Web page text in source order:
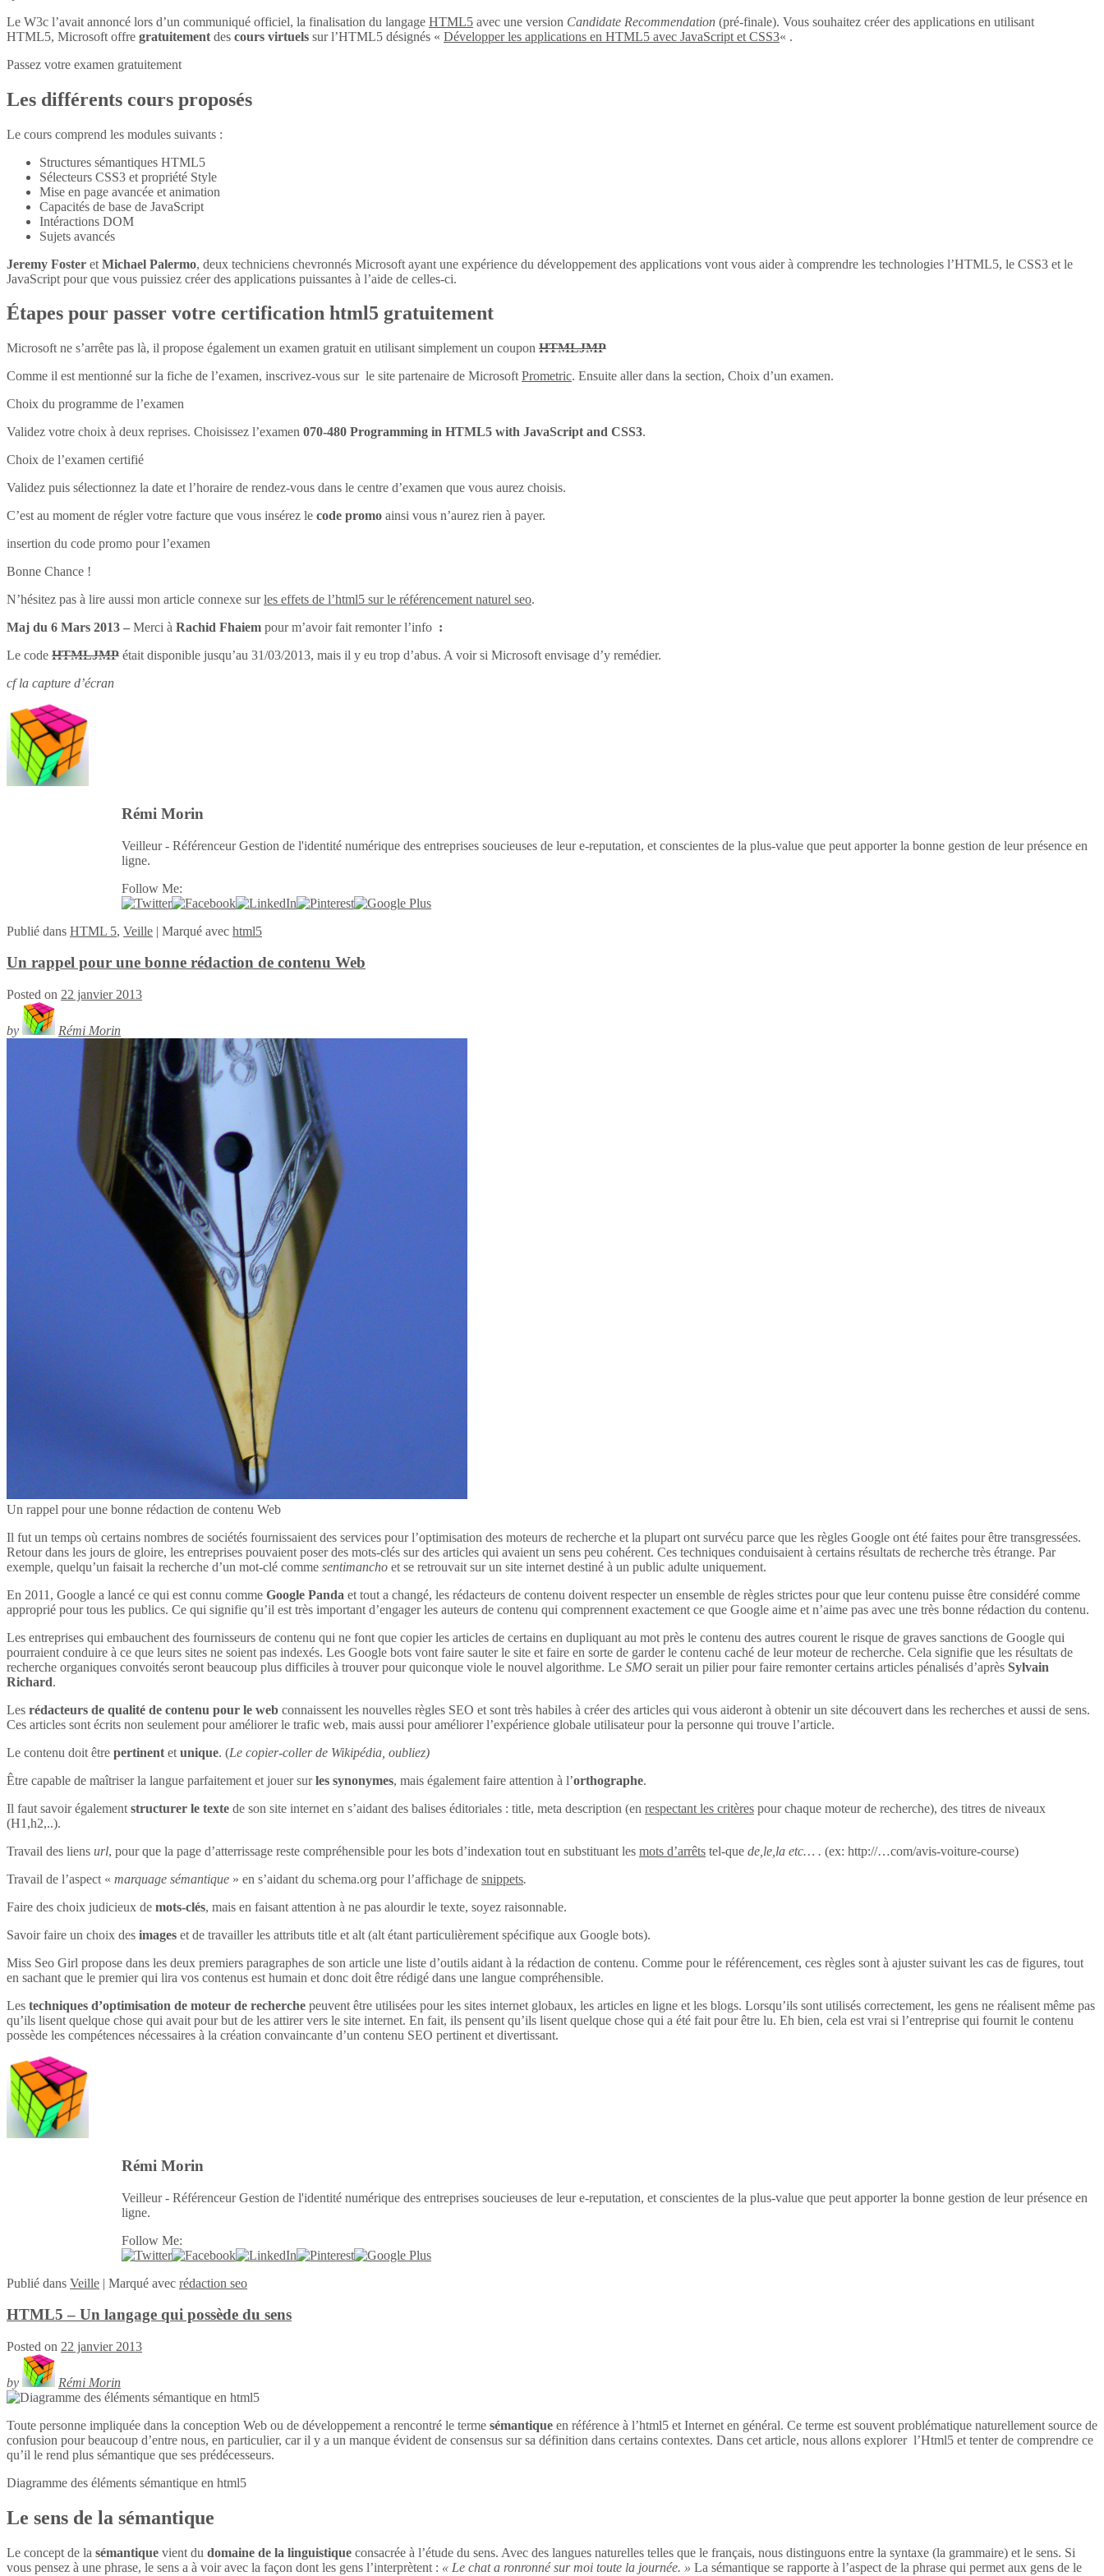
Le W3c l’avait annoncé lors d’un communiqué officiel, la finalisation du langage HTML5 avec une version Candidate Recommendation (pré-finale). Vous souhaitez créer des applications en utilisant
HTML5, Microsoft offre gratuitement des cours virtuels sur l’HTML5 désignés « Développer les applications en HTML5 avec JavaScript et CSS3« .
Passez votre examen gratuitement
Les différents cours proposés
Le cours comprend les modules suivants :
Structures sémantiques HTML5
Sélecteurs CSS3 et propriété Style
Mise en page avancée et animation
Capacités de base de JavaScript
Intéractions DOM
Sujets avancés
Jeremy Foster et Michael Palermo, deux techniciens chevronnés Microsoft ayant une expérience du développement des applications vont vous aider à comprendre les technologies l’HTML5, le CSS3 et le
JavaScript pour que vous puissiez créer des applications puissantes à l’aide de celles-ci.
Étapes pour passer votre certification html5 gratuitement
Microsoft ne s’arrête pas là, il propose également un examen gratuit en utilisant simplement un coupon HTMLJMP
Comme il est mentionné sur la fiche de l’examen, inscrivez-vous sur le site partenaire de Microsoft Prometric. Ensuite aller dans la section, Choix d’un examen.
Choix du programme de l’examen
Validez votre choix à deux reprises. Choisissez l’examen 070-480 Programming in HTML5 with JavaScript and CSS3.
Choix de l’examen certifié
Validez puis sélectionnez la date et l’horaire de rendez-vous dans le centre d’examen que vous aurez choisis.
C’est au moment de régler votre facture que vous insérez le code promo ainsi vous n’aurez rien à payer.
insertion du code promo pour l’examen
Bonne Chance !
N’hésitez pas à lire aussi mon article connexe surles effets de l’html5 sur le référencement naturel seo.
Maj du 6 Mars 2013 – Merci à Rachid Fhaiem pour m’avoir fait remonter l’info :
Le code HTMLJMP était disponible jusqu’au 31/03/2013, mais il y eu trop d’abus. A voir si Microsoft envisage d’y remédier.
cf la capture d’écran
Rémi Morin
Veilleur - Référenceur Gestion de l'identité numérique des entreprises soucieuses de leur e-reputation, et conscientes de la plus-value que peut apporter la bonne gestion de leur présence en
ligne.
Follow Me:
Publié dans HTML 5, Veille | Marqué avec html5
Un rappel pour une bonne rédaction de contenu Web
Posted on 22 janvier 2013
by Rémi Morin
Un rappel pour une bonne rédaction de contenu Web
Il fut un temps où certains nombres de sociétés fournissaient des services pour l’optimisation des moteurs de recherche et la plupart ont survécu parce que les règles Google ont été faites pour être transgressées.
Retour dans les jours de gloire, les entreprises pouvaient poser des mots-clés sur des articles qui avaient un sens peu cohérent. Ces techniques conduisaient à certains résultats de recherche très étrange. Par
exemple, quelqu’un faisait la recherche d’un mot-clé comme sentimancho et se retrouvait sur un site internet destiné à un public adulte uniquement.
En 2011, Google a lancé ce qui est connu comme Google Panda et tout a changé, les rédacteurs de contenu doivent respecter un ensemble de règles strictes pour que leur contenu puisse être considéré comme
approprié pour tous les publics. Ce qui signifie qu’il est très important d’engager les auteurs de contenu qui comprennent exactement ce que Google aime et n’aime pas avec une très bonne rédaction du contenu.
Les entreprises qui embauchent des fournisseurs de contenu qui ne font que copier les articles de certains en dupliquant au mot près le contenu des autres courent le risque de graves sanctions de Google qui
pourraient conduire à ce que leurs sites ne soient pas indexés. Les Google bots vont faire sauter le site et faire en sorte de garder le contenu caché de leur moteur de recherche. Cela signifie que les résultats de
recherche organiques convoités seront beaucoup plus difficiles à trouver pour quiconque viole le nouvel algorithme. Le SMO serait un pilier pour faire remonter certains articles pénalisés d’après Sylvain
Richard.
Les rédacteurs de qualité de contenu pour le web connaissent les nouvelles règles SEO et sont très habiles à créer des articles qui vous aideront à obtenir un site découvert dans les recherches et aussi de sens.
Ces articles sont écrits non seulement pour améliorer le trafic web, mais aussi pour améliorer l’expérience globale utilisateur pour la personne qui trouve l’article.
Le contenu doit être pertinent et unique. (Le copier-coller de Wikipédia, oubliez)
Être capable de maîtriser la langue parfaitement et jouer surles synonymes, mais également faire attention à l’orthographe.
Il faut savoir également structurer le texte de son site internet en s’aidant des balises éditoriales : title, meta description (en respectant les critères pour chaque moteur de recherche), des titres de niveaux
(H1,h2,..).
Travail des liens url, pour que la page d’atterrissage reste compréhensible pour les bots d’indexation tout en substituant les mots d’arrêts tel-que de,le,la etc… . (ex: http://…com/avis-voiture-course)
Travail de l’aspect « marquage sémantique » en s’aidant du schema.org pour l’affichage de snippets.
Faire des choix judicieux de mots-clés, mais en faisant attention à ne pas alourdir le texte, soyez raisonnable.
Savoir faire un choix des images et de travailler les attributs title et alt (alt étant particulièrement spécifique aux Google bots).
Miss Seo Girl propose dans les deux premiers paragraphes de son article une liste d’outils aidant à la rédaction de contenu. Comme pour le référencement, ces règles sont à ajuster suivant les cas de figures, tout
en sachant que le premier qui lira vos contenus est humain et donc doit être rédigé dans une langue compréhensible.
Les techniques d’optimisation de moteur de recherche peuvent être utilisées pour les sites internet globaux, les articles en ligne et les blogs. Lorsqu’ils sont utilisés correctement, les gens ne réalisent même pas
qu’ils lisent quelque chose qui avait pour but de les attirer vers le site internet. En fait, ils pensent qu’ils lisent quelque chose qui a été fait pour être lu. Eh bien, cela est vrai si l’entreprise qui fournit le contenu
possède les compétences nécessaires à la création convaincante d’un contenu SEO pertinent et divertissant.
Rémi Morin
Veilleur - Référenceur Gestion de l'identité numérique des entreprises soucieuses de leur e-reputation, et conscientes de la plus-value que peut apporter la bonne gestion de leur présence en
ligne.
Follow Me:
Publié dans Veille | Marqué avec rédaction seo
HTML5 – Un langage qui possède du sens
Posted on 22 janvier 2013
by Rémi Morin
Toute personne impliquée dans la conception Web ou de développement a rencontré le terme sémantique en référence à l’html5 et Internet en général. Ce terme est souvent problématique naturellement source de
confusion pour beaucoup d’entre nous, en particulier, car il y a un manque évident de consensus sur sa définition dans certains contextes. Dans cet article, nous allons explorer l’Html5 et tenter de comprendre ce
qu’il le rend plus sémantique que ses prédécesseurs.
Diagramme des éléments sémantique en html5
Le sens de la sémantique
Le concept de la sémantique vient du domaine de la linguistique consacrée à l’étude du sens. Avec des langues naturelles telles que le français, nous distinguons entre la syntaxe (la grammaire) et le sens. Si
vous pensez à une phrase, le sens a à voir avec la façon dont les gens l’interprètent : « Le chat a ronronné sur moi toute la journée. » La sémantique se rapporte à l’aspect de la phrase qui permet aux gens de le